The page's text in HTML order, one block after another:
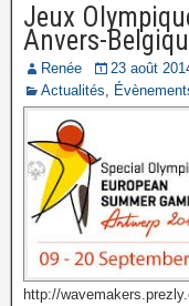
Jeux
Anvers-
Renée
23 août
Actualités,
http://